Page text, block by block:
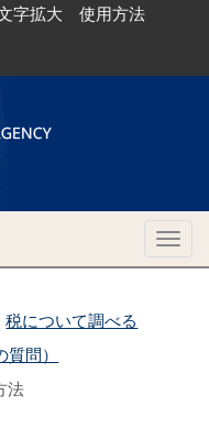
字拡大 使用方法
税について調べる
問）
法